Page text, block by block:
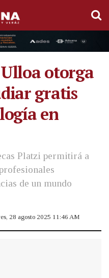
otorga
gratis
en
Platzi permitirá a
de un mundo
28 agosto 2025 11:46 AM